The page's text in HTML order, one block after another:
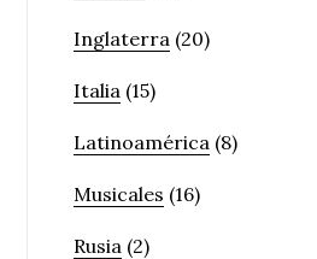
Inglaterra (20)
Italia (15)
Latinoamérica (8)
Musicales (16)
Rusia (2)